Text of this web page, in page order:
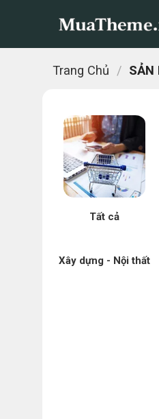
Trang Chủ / SẢN
Tất cả
Xây dựng - Nội thất